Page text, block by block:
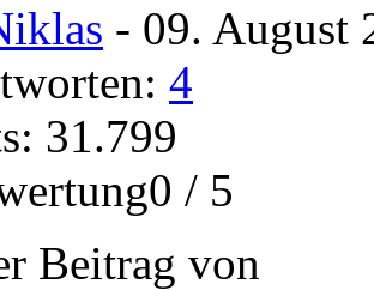
- 09. August
4
31.799
/ 5
Beitrag von